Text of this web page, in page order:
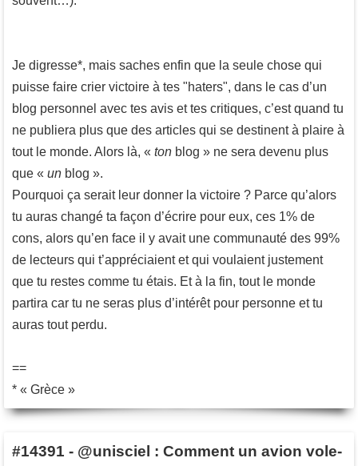
Je digresse*, mais saches enfin que la seule chose qui
puisse faire crier victoire à tes "haters", dans le cas d’un
blog personnel avec tes avis et tes critiques, c’est quand tu
ne publiera plus que des articles qui se destinent à plaire à
tout le monde. Alors là, « ton blog » ne sera devenu plus
que « un blog ».
Pourquoi ça serait leur donner la victoire ? Parce qu’alors
tu auras changé ta façon d’écrire pour eux, ces 1% de
cons, alors qu’en face il y avait une communauté des 99%
de lecteurs qui t’appréciaient et qui voulaient justement
que tu restes comme tu étais. Et à la fin, tout le monde
partira car tu ne seras plus d’intérêt pour personne et tu
auras tout perdu.
==
* « Grèce »
#14391 - @unisciel : Comment un avion vole-